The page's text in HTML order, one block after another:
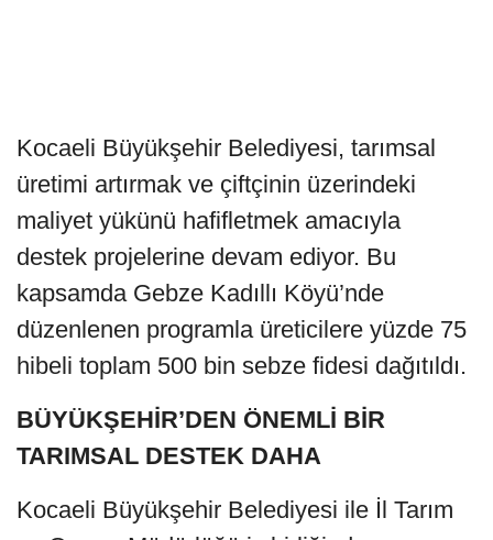
Kocaeli Büyükşehir Belediyesi, tarımsal
üretimi artırmak ve çiftçinin üzerindeki
maliyet yükünü hafifletmek amacıyla
destek projelerine devam ediyor. Bu
kapsamda Gebze Kadıllı Köyü’nde
düzenlenen programla üreticilere yüzde 75
hibeli toplam 500 bin sebze fidesi dağıtıldı.
BÜYÜKŞEHİR’DEN ÖNEMLİ BİR
TARIMSAL DESTEK DAHA
Kocaeli Büyükşehir Belediyesi ile İl Tarım